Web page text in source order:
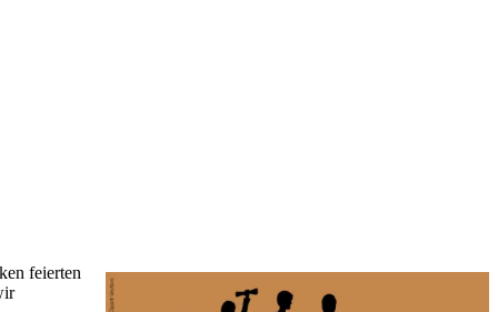
feierten